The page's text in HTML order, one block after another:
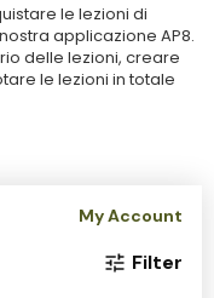
le lezioni di
applicazione AP8.
delle lezioni, creare
le lezioni in totale